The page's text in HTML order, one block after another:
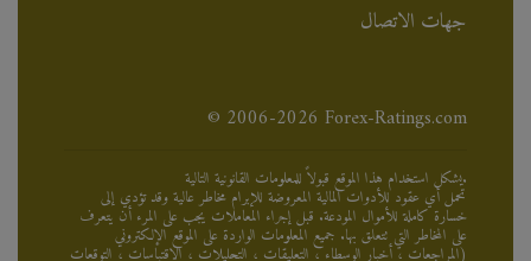
جهات الاتصال
© 2006-2026 Forex-Ratings.com
يشكل استخدام هذا الموقع قبولاً للمعلومات القانونية التالية.
تحمل أي عقود للأدوات المالية المعروضة للإبرام مخاطر عالية وقد تؤدي إلى
خسارة كاملة للأموال المودعة. قبل إجراء المعاملات يجب على المرء أن يتعرف
على المخاطر التي تتعلق بها. جميع المعلومات الواردة على الموقع الإلكتروني
(المراجعات ، أخبار الوسطاء ، التعليقات ، التحليلات ، الاقتباسات ، التوقعات